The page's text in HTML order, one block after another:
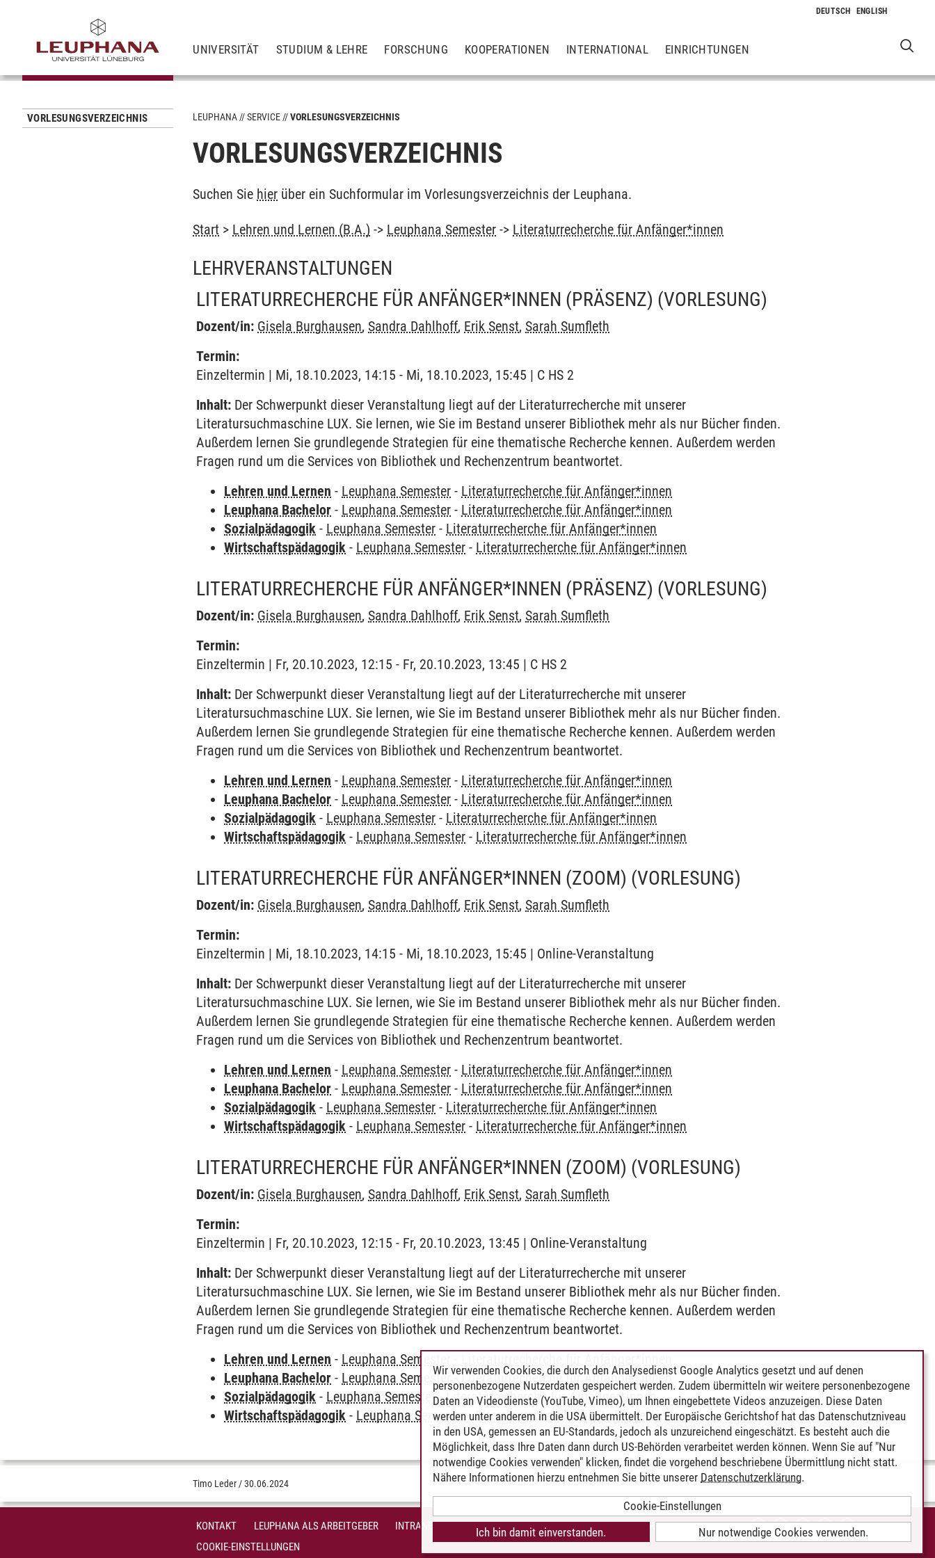
UNIVERSITÄT STUDIUM & LEHRE FORSCHUNG KOOPERATIONEN INTERNATIONAL EINRICHTUNGEN
VORLESUNGSVERZEICHNIS LEUPHANA SERVICE VORLESUNGSVERZEICHNIS
VORLESUNGSVERZEICHNIS
Suchen Sie hier über ein Suchformular im Vorlesungsverzeichnis der Leuphana.
Start > Lehren und Lernen (B.A.) -> Leuphana Semester -> Literaturrecherche für Anfänger*innen
LEHRVERANSTALTUNGEN
LITERATURRECHERCHE FÜR ANFÄNGER*INNEN (PRÄSENZ) (VORLESUNG)
Dozent/in: Gisela Burghausen, Sandra Dahlhoff, Erik Senst, Sarah Sumfleth
Termin:
Einzeltermin | Mi, 18.10.2023, 14:15 - Mi, 18.10.2023, 15:45 | C HS 2
Inhalt: Der Schwerpunkt dieser Veranstaltung liegt auf der Literaturrecherche mit unserer
Literatursuchmaschine LUX. Sie lernen, wie Sie im Bestand unserer Bibliothek mehr als nur Bücher finden.
Außerdem lernen Sie grundlegende Strategien für eine thematische Recherche kennen. Außerdem werden
Fragen rund um die Services von Bibliothek und Rechenzentrum beantwortet.
Lehren und Lernen - Leuphana Semester - Literaturrecherche für Anfänger*innen
Leuphana Bachelor - Leuphana Semester - Literaturrecherche für Anfänger*innen
Sozialpädagogik - Leuphana Semester - Literaturrecherche für Anfänger*innen
Wirtschaftspädagogik - Leuphana Semester - Literaturrecherche für Anfänger*innen
LITERATURRECHERCHE FÜR ANFÄNGER*INNEN (PRÄSENZ) (VORLESUNG)
Dozent/in: Gisela Burghausen, Sandra Dahlhoff, Erik Senst, Sarah Sumfleth
Termin:
Einzeltermin | Fr, 20.10.2023, 12:15 - Fr, 20.10.2023, 13:45 | C HS 2
Inhalt: Der Schwerpunkt dieser Veranstaltung liegt auf der Literaturrecherche mit unserer
Literatursuchmaschine LUX. Sie lernen, wie Sie im Bestand unserer Bibliothek mehr als nur Bücher finden.
Außerdem lernen Sie grundlegende Strategien für eine thematische Recherche kennen. Außerdem werden
Fragen rund um die Services von Bibliothek und Rechenzentrum beantwortet.
Lehren und Lernen - Leuphana Semester - Literaturrecherche für Anfänger*innen
Leuphana Bachelor - Leuphana Semester - Literaturrecherche für Anfänger*innen
Sozialpädagogik - Leuphana Semester - Literaturrecherche für Anfänger*innen
Wirtschaftspädagogik - Leuphana Semester - Literaturrecherche für Anfänger*innen
LITERATURRECHERCHE FÜR ANFÄNGER*INNEN (ZOOM) (VORLESUNG)
Dozent/in: Gisela Burghausen, Sandra Dahlhoff, Erik Senst, Sarah Sumfleth
Termin:
Einzeltermin | Mi, 18.10.2023, 14:15 - Mi, 18.10.2023, 15:45 | Online-Veranstaltung
Inhalt: Der Schwerpunkt dieser Veranstaltung liegt auf der Literaturrecherche mit unserer
Literatursuchmaschine LUX. Sie lernen, wie Sie im Bestand unserer Bibliothek mehr als nur Bücher finden.
Außerdem lernen Sie grundlegende Strategien für eine thematische Recherche kennen. Außerdem werden
Fragen rund um die Services von Bibliothek und Rechenzentrum beantwortet.
Lehren und Lernen - Leuphana Semester - Literaturrecherche für Anfänger*innen
Leuphana Bachelor - Leuphana Semester - Literaturrecherche für Anfänger*innen
Sozialpädagogik - Leuphana Semester - Literaturrecherche für Anfänger*innen
Wirtschaftspädagogik - Leuphana Semester - Literaturrecherche für Anfänger*innen
LITERATURRECHERCHE FÜR ANFÄNGER*INNEN (ZOOM) (VORLESUNG)
Dozent/in: Gisela Burghausen, Sandra Dahlhoff, Erik Senst, Sarah Sumfleth
Termin:
Einzeltermin | Fr, 20.10.2023, 12:15 - Fr, 20.10.2023, 13:45 | Online-Veranstaltung
Inhalt: Der Schwerpunkt dieser Veranstaltung liegt auf der Literaturrecherche mit unserer
Literatursuchmaschine LUX. Sie lernen, wie Sie im Bestand unserer Bibliothek mehr als nur Bücher finden.
Außerdem lernen Sie grundlegende Strategien für eine thematische Recherche kennen. Außerdem werden
Fragen rund um die Services von Bibliothek und Rechenzentrum beantwortet.
Lehren und Lernen - Leuphana Semester
Leuphana Bachelor - Leuphana Semester -Literaturrecherche für Anfänger*innen
Sozialpädagogik - Leuphana Semester-Literaturrecherche für Anfänger*innen
Wirtschaftspädagogik - Leuphana Semester-Literaturrecherche für Anfänger*innen
Timo Leder /30.06.2024
KONTAKT LEUPHANA ALS ARBEITGEBER INTRANET IMPRESSUM DATENSCHUTZ
BARRIEREFREIHEIT
COOKIE-EINSTELLUNGEN
Wir verwenden Cookies, die durch den Analysedienst Google Analytics gesetzt und auf denen
personenbezogene Nutzerdaten gespeichert werden. Zudem übermitteln wir weitere personenbezogene
Daten an Videodienste (YouTube, Vimeo), um Ihnen eingebettete Videos anzuzeigen. Diese Daten
werden unter anderem in die USA übermittelt. Der Europäische Gerichtshof hat das Datenschutzniveau
in den USA, gemessen an EU-Standards, jedoch als unzureichend eingeschätzt. Es besteht auch die
Möglichkeit, dass Ihre Daten dann durch US-Behörden verarbeitet werden können. Wenn Sie auf "Nur
notwendige Cookies verwenden" klicken, findet die vorgehend beschriebene Übermittlung nicht statt.
Nähere Informationen hierzu entnehmen Sie bitte unserer Datenschutzerklärung.
Cookie-Einstellungen
Nur notwendige Cookies verwenden.
Ich bin damit einverstanden.